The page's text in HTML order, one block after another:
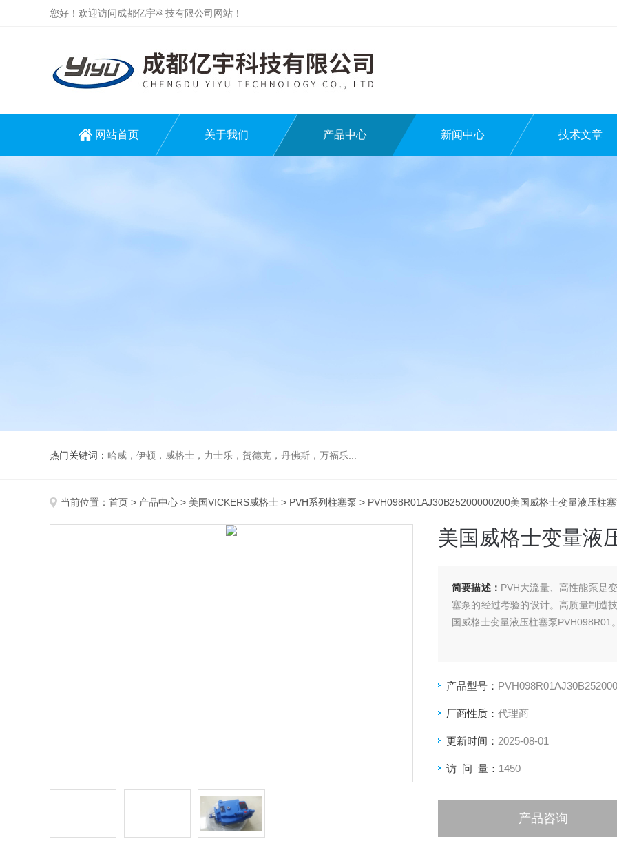
您好！欢迎访问成都亿宇科技有限公司网站！
网站首页 关于我们 产品中心 新闻中心 技术文章
热门关键词： 哈威，伊顿，威格士，力士乐，贺德克，丹佛斯，万福乐...
当前位置： 首页 > 产品中心 > 美国VICKERS威格士 > PVH系列柱塞泵 > PVH098R01AJ30B25200000200美国威格士变量液压柱
美国威格士变量液
简要描述： PVH大流量、高性能泵是
塞泵的经过考验的设计。高质量制造
国威格士变量液压柱塞泵PVH098R01。
产品型号：
厂商性质： 代理商
更新时间： 2025-08-01
访 问 量： 1450
产品咨询